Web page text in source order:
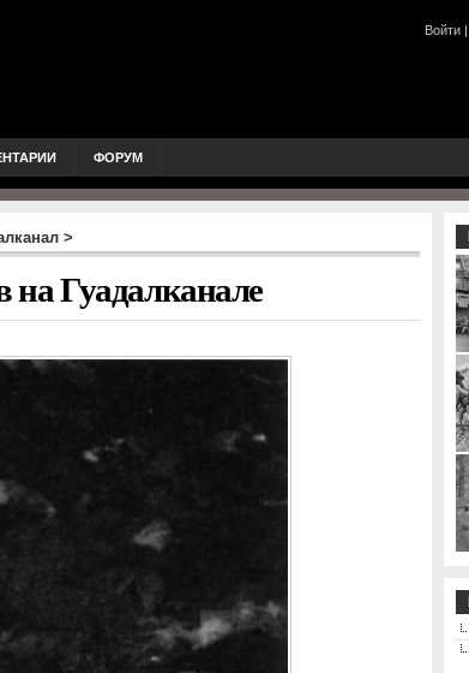
Войти |
ФОРУМ
>
на Гуадалканале